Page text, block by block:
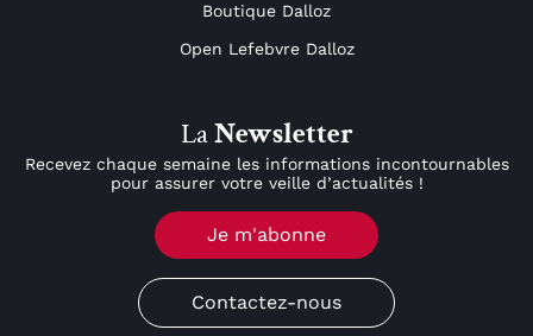
Boutique Dalloz
Open Lefebvre Dalloz
LaNewsletter
Recevez chaque semaine les informations incontournables
pour assurer votre veille d’actualités !
Je m'abonne
Contactez-nous